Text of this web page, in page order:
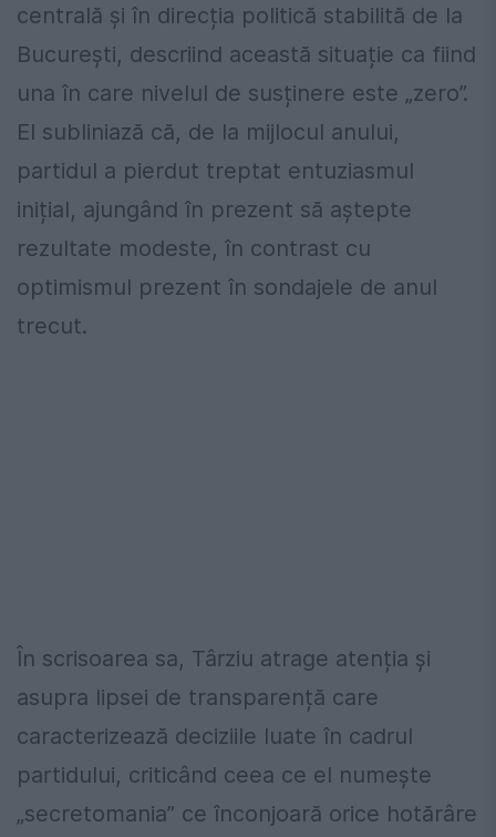
centrală și în direcția politică stabilită de la
București, descriind această situație ca fiind
una în care nivelul de susținere este „zero”.
El subliniază că, de la mijlocul anului,
partidul a pierdut treptat entuziasmul
inițial, ajungând în prezent să aștepte
rezultate modeste, în contrast cu
optimismul prezent în sondajele de anul
trecut.
În scrisoarea sa, Târziu atrage atenția și
asupra lipsei de transparență care
caracterizează deciziile luate în cadrul
partidului, criticând ceea ce el numește
„secretomania” ce înconjoară orice hotărâre